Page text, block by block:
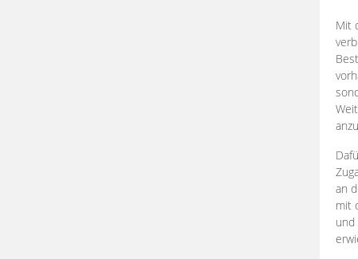
Mit
an
mit
und